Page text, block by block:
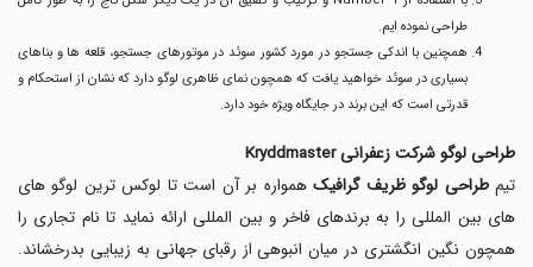
طراحی نموده ایم.
همچنین با اندکی جستجو در مورد کشور سوئد در موتورهای جستجو، قلعه ها و بناهای
بسیاری در سوئد خواهید یافت که همچون نمای ظاهری لوگو دارد که نشان از استحکام و
قدرتی است که این برند در جایگاه ویژه خود دارد.
طراحی لوگو شرکت زعفرانی Kryddmaster
تیمطراحی لوگو ظریف گرافیکهمواره بر آن است تا لوکس ترین لوگو های
های بین المللی را به برندهای فاخر و بین المللی ارائه نماید تا نام تجاری را
همچون نگین انگشتری در میان انبوهی از رقبای جهانی به زیبایی بدرخشاند.